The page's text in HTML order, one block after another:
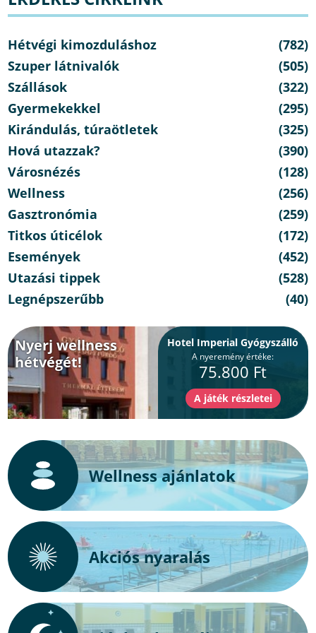
Hétvégi kimozduláshoz
(782)
Szuper látnivalók
(505)
Szállások
(322)
Gyermekekkel
(295)
Kirándulás, túraötletek
(325)
Hová utazzak?
(390)
Városnézés
(128)
Wellness
(256)
Gasztronómia
(259)
Titkos úticélok
(172)
Események
(452)
Utazási tippek
(528)
Legnépszerűbb
(40)
Nyerj wellness
hétvégét!
Hotel Imperial Gyógyszálló
A nyeremény értéke:
75.800 Ft
Wellness ajánlatok
Akciós nyaralás